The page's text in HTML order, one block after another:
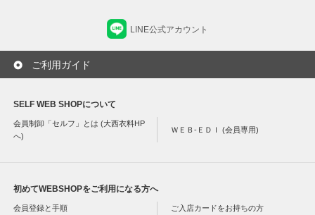
LINE公式アカウント
ご利用ガイド
SELF WEB SHOPについて
会員制卸「セルフ」とは (大西衣料HP
へ)
ＷＥＢ-ＥＤＩ (会員専用)
初めてWEBSHOPをご利用になる方へ
会員登録と手順
ご入店カードをお持ちの方